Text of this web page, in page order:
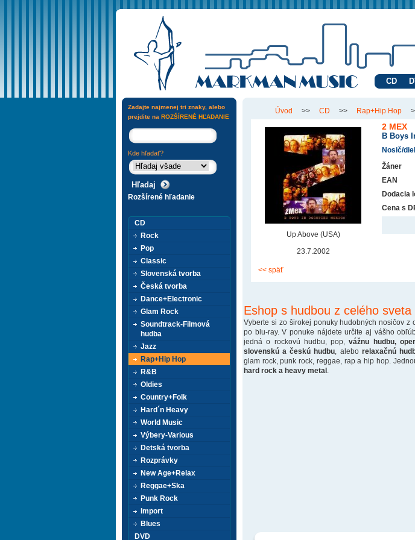
CD
Úvod >> CD >> Rap+Hip Hop
Up Above (USA)
23.7.2002
2 MEX
B Boys
Nosič/diel
Žáner
EAN
Dodacia
Cena s
<< späť
Eshop s hudbou z celého sveta
Vyberte si zo širokej ponuky hudobných nosičov
po blu-ray. V ponuke nájdete určite aj vášho
jedná o rockovú hudbu, pop,vážnu hudbu,
slovenskú a českú hudbu , alebo relaxačnú
glam rock, punk rock, reggae, rap a hip hop.
hard rock a heavy metal
Zadajte najmenej tri znaky, alebo
prejdite na ROZŠÍRENÉ HĽADANIE
Kde hľadať?
Rozšírené hľadanie
CD
Rock
Pop
Classic
Slovenská tvorba
Česká tvorba
Dance+Electronic
Glam Rock
Soundtrack-Filmová
hudba
Jazz
Rap+Hip Hop
R&B
Oldies
Country+Folk
Hard´n Heavy
World Music
Výbery-Various
Detská tvorba
Rozprávky
New Age+Relax
Reggae+Ska
Punk Rock
Import
Blues
DVD